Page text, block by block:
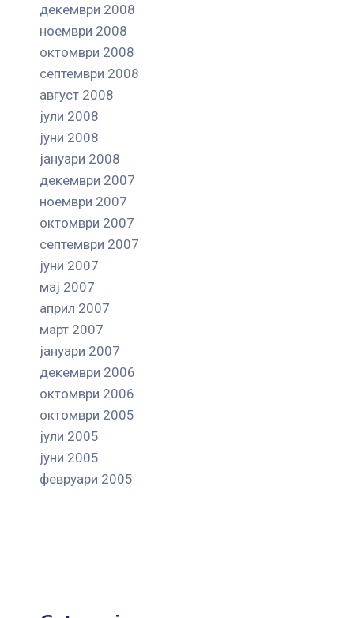
декември 2008
ноември 2008
октомври 2008
септември 2008
август 2008
јули 2008
јуни 2008
јануари 2008
декември 2007
ноември 2007
октомври 2007
септември 2007
јуни 2007
мај 2007
април 2007
март 2007
јануари 2007
декември 2006
октомври 2006
октомври 2005
јули 2005
јуни 2005
февруари 2005